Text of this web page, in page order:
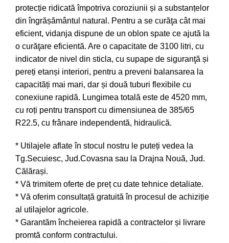
protecție ridicată împotriva coroziunii și a substanțelor
din îngrășământul natural. Pentru a se curăţa cât mai
eficient, vidanja dispune de un oblon spate ce ajută la
o curăţare eficientă. Are o capacitate de 3100 litri, cu
indicator de nivel din sticla, cu supape de siguranţă și
pereți etanși interiori, pentru a preveni balansarea la
capacități mai mari, dar și două tuburi flexibile cu
conexiune rapidă. Lungimea totală este de 4520 mm,
cu roți pentru transport cu dimensiunea de 385/65
R22.5, cu frânare independentă, hidraulică.
* Utilajele aflate în stocul nostru le puteți vedea la
Tg.Secuiesc, Jud.Covasna sau la Drajna Nouă, Jud.
Călărași.
* Vă trimitem oferte de preț cu date tehnice detaliate.
* Vă oferim consultață gratuită în procesul de achiziție
al utilajelor agricole.
* Garantăm încheierea rapidă a contractelor și livrare
promtă conform contractului.